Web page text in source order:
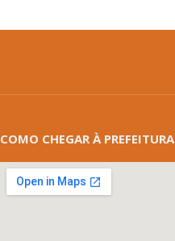
COMO CHEGAR À PREFEITURA